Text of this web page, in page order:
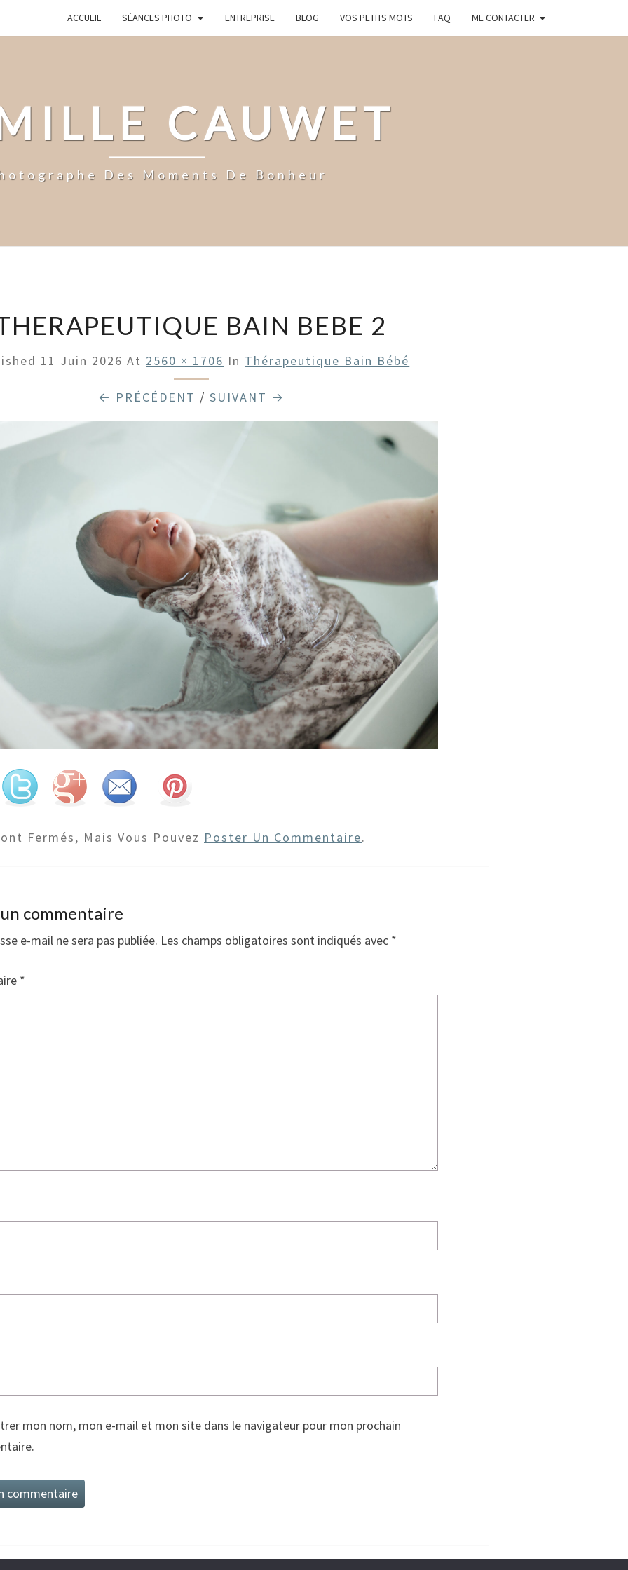
ACCUEIL SÉANCES PHOTO ENTREPRISE BLOG VOS PETITS MOTS FAQ ME CONTACTER
CAUWET
Des Moments De Bonheur
BAIN BEBE 2
11 Juin 2026 At 2560 × 1706 In Thérapeutique Bain Bébé
← PRÉCÉDENT / SUIVANT →
Fermés, Mais Vous Pouvez Poster Un Commentaire.
commentaire
e-mail ne sera pas publiée. Les champs obligatoires sont indiqués avec *
*
mon nom, mon e-mail et mon site dans le navigateur pour mon prochain